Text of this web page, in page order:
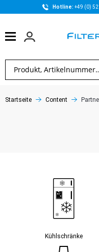
Hotline: +49 (0)
Startseite Content
Kühlschränke